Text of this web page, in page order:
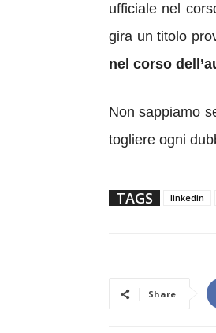
ufficiale nel
gira un titolo
nel corso
Non sappiamo
togliere ogni
TAGS linkedin
Share